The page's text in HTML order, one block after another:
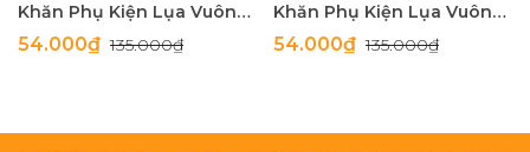
Khăn Phụ Kiện Lụa Vuông 70cm - Thế Giới Khăn Đẹp C1062_4
54.000₫135.000₫
Khăn Phụ Kiện Lụa Vuông 70cm - Thế Giới Khăn Đẹp C1062_3
54.000₫135.000₫